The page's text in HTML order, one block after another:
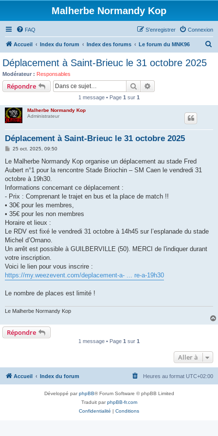
Malherbe Normandy Kop
FAQ Connexion
S’enregistrer
Accueil Index du forum Index des forums Le forum du MNK96
Déplacement à Saint-Brieuc le 31 octobre 2025
Modérateur : Responsables
Répondre Rechercher
1 message • Page 1 sur 1
Malherbe Normandy Kop
Administrateur
Déplacement à Saint-Brieuc le 31 octobre 2025
M
s
a
g
25 oct. 2025, 09:50
Le Malherbe Normandy Kop organise un déplacement au stade Fred
Aubert n°1 pour la rencontre Stade Briochin – SM Caen le vendredi 31
octobre à 19h30.
Informations concernant ce déplacement :
- Prix : Comprenant le trajet en bus et la place de match !!
• 30€ pour les membres,
• 35€ pour les non membres
Horaire et lieux :
Le RDV est fixé le vendredi 31 octobre à 14h45 sur l’esplanade du stade
Michel d’Ornano.
Un arrêt est possible à GUILBERVILLE (50). MERCI de l'indiquer durant
votre inscription.
Voici le lien pour vous inscrire :
https://my.weezevent.com/deplacement-a- ... re-a-19h30
Le nombre de places est limité !
Le Malherbe Normandy Kop
Répondre
1 message • Page 1 sur 1
Aller à
Accueil Index du forum Heures au format UTC+02:00
Développé parphpBB® Forum Software © phpBB Limited
Traduit parphpBB-fr.com
Confidentialité | Conditions